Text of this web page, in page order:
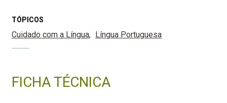
TÓPICOS
Cuidado com a Língua Língua Portuguesa
FICHA TÉCNICA